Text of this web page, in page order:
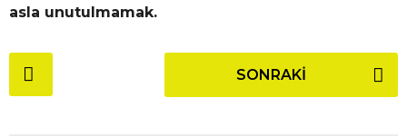
asla unutulmamak.
o
SONRAKI